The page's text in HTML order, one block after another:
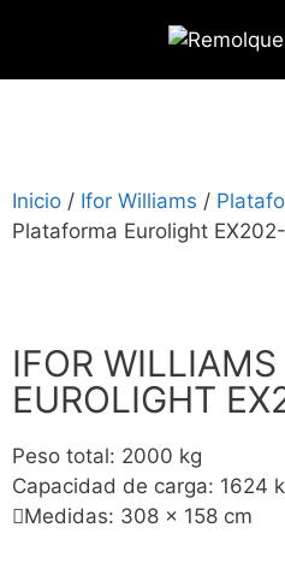
Inicio / Ifor Williams /
Plataforma Eurolight
IFOR
EUROLIGHT
Peso total: 2000 kg
Capacidad de carga: 1624
Medidas: 308 x 158 cm